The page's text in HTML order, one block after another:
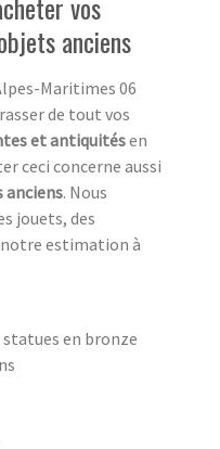
anciens
Maritimes 06
de tout vos
et antiquitésen
ceci concerne aussi
anciens. Nous
jouets, des
estimation à
en bronze